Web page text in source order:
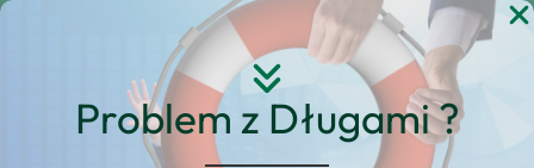
Problem z Długami ?
Przejdź